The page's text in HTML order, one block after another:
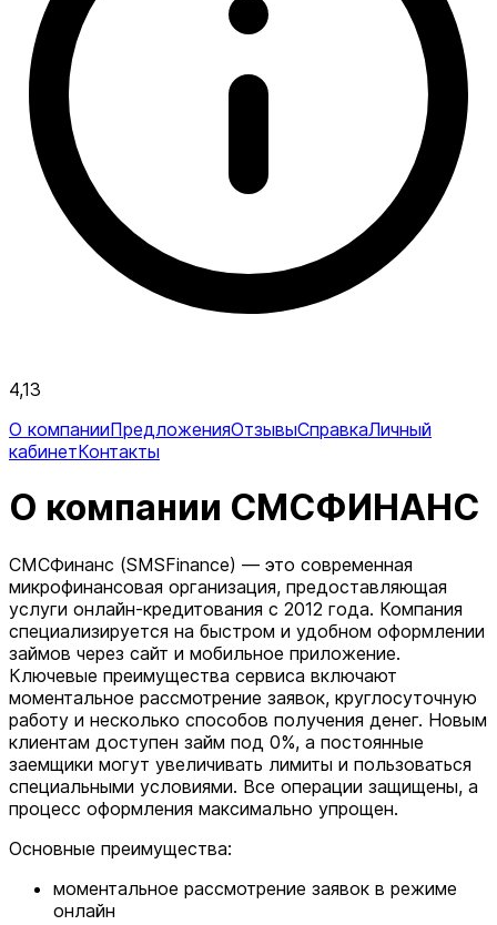
4,13
О компанииПредложенияОтзывыСправкаЛичный
кабинетКонтакты
О компании СМСФИНАНС
СМСФинанс (SMSFinance) — это современная
микрофинансовая организация, предоставляющая
услуги онлайн-кредитования с 2012 года. Компания
специализируется на быстром и удобном оформлении
займов через сайт и мобильное приложение.
Ключевые преимущества сервиса включают
моментальное рассмотрение заявок, круглосуточную
работу и несколько способов получения денег. Новым
клиентам доступен займ под 0%, а постоянные
заемщики могут увеличивать лимиты и пользоваться
специальными условиями. Все операции защищены, а
процесс оформления максимально упрощен.
Основные преимущества:
моментальное рассмотрение заявок в режиме
онлайн